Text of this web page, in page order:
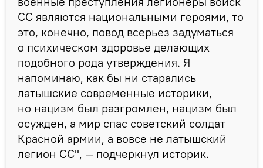
СС являются национальными героями, то
это, конечно, повод всерьез задуматься
о психическом здоровье делающих
подобного рода утверждения. Я
напоминаю, как бы ни старались
латышские современные историки,
но нацизм был разгромлен, нацизм был
осужден, а мир спас советский солдат
Красной армии, а вовсе не латышский
легион СС", — подчеркнул историк.